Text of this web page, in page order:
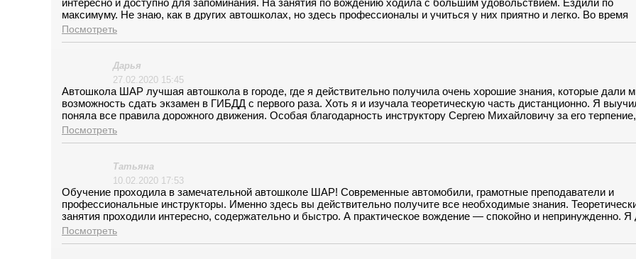
интересно и доступно для запоминания. На занятия по вождению ходила с большим удовольствием. Ездили по
максимуму. Не знаю, как в других автошколах, но здесь профессионалы и учиться у них приятно и легко. Во время
обучения чувствовала себя комфортно. Желаю автошколе ШАР успеха, процветания и много новых студентов. Всем
советую выбирать эту автошколу.
Посмотреть
Дарья
27.02.2020 15:45
Автошкола ШАР лучшая автошкола в городе, где я действительно получила очень хорошие знания, которые дали
возможность сдать экзамен в ГИБДД с первого раза. Хоть я и изучала теоретическую часть дистанционно. Я
поняла все правила дорожного движения. Особая благодарность инструктору Сергею Михайловичу за его терпение,
профессионализм, за то, что помогли мне побороть мои страхи. Всем рекомендую автошколу ШАР.
Посмотреть
Татьяна
10.02.2020 17:53
Обучение проходила в замечательной автошколе ШАР! Современные автомобили, грамотные преподаватели и
профессиональные инструкторы. Именно здесь вы действительно получите все необходимые знания.
занятия проходили интересно, содержательно и быстро. А практическое вождение — спокойно и непринужденно. Я
не ожидала, столько настойчивости, терпения и позитива. После каждого вождения — больше уверенности и меньше
страха перед дорогой. 2 месяца обучения пролетели, как 2 дня, и никаких проблем в сдаче экзамена в ГИБДД не
Посмотреть